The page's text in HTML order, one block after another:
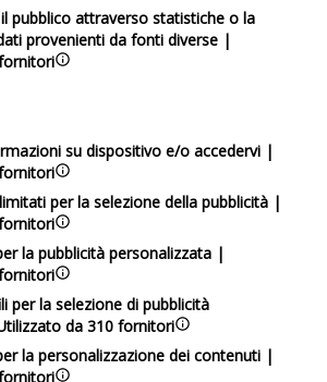
pubblico attraverso statistiche o la
provenienti da fonti diverse |
su dispositivo e/o accedervi |
per la selezione della pubblicità |
la pubblicità personalizzata |
per la selezione di pubblicità
da 310 fornitori
la personalizzazione dei contenuti |